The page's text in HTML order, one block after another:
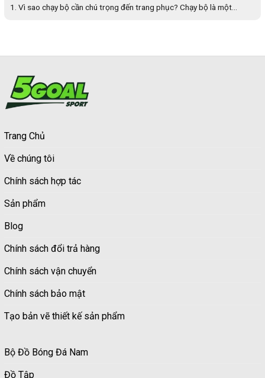
1. Vì sao chạy bộ cần chú trọng đến trang phục? Chạy bộ là một...
Trang Chủ
Về chúng tôi
Chính sách hợp tác
Sản phẩm
Blog
Chính sách đổi trả hàng
Chính sách vận chuyển
Chính sách bảo mật
Tạo bản vẽ thiết kế sản phẩm
Bộ Đồ Bóng Đá Nam
Đồ Tập